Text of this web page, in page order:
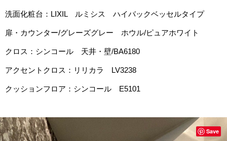
洗面化粧台：LIXIL ルミシス ハイバックベッセルタイプ
扉・カウンター/グレーズグレー ホウル/ピュアホワイト
クロス：シンコール 天井・壁/BA6180
アクセントクロス：リリカラ LV3238
クッションフロア：シンコール E5101
Save